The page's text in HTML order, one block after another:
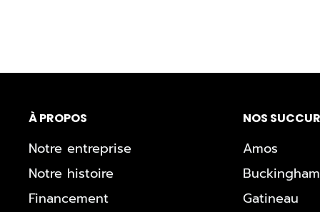
À PROPOS
Notre entreprise
Notre histoire
Financement
NOS
Amos
Gatineau